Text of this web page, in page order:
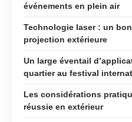
événements en plein air
Technologie laser : un
projection extérieure
Un large éventail
quartier au festival
Les considérations
réussie en extérieur